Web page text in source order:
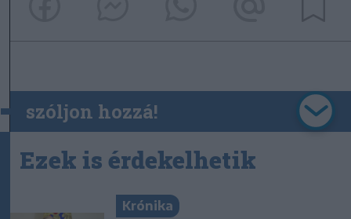
szóljon hozzá!
Ezek is érdekelhetik
Krónika